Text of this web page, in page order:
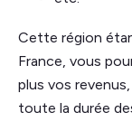
Cette région
France, vous
plus vos
toute la durée